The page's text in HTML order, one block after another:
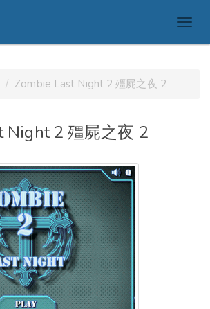
Zombie Last Night 2 殭屍之夜 2
Night 2 殭屍之夜 2